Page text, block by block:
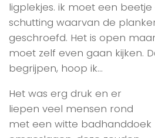
ligplekjes. ik moet een
schutting waarvan de
geschroefd. Het is open
moet zelf even gaan kijken.
begrijpen, hoop ik…
Het was erg druk en er
liepen veel mensen rond
met een witte badhanddoek